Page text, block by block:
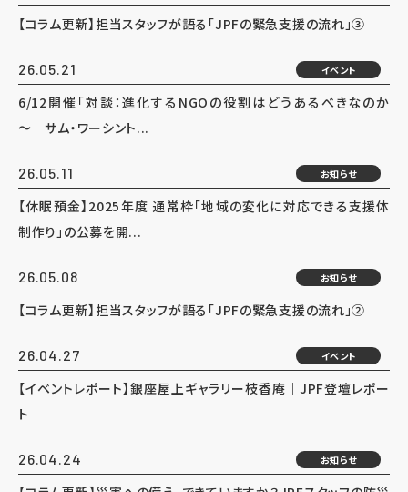
【コラム更新】担当スタッフが語る「JPFの緊急支援の流れ」③
26.05.21 イベント
6/12開催「対談：進化するNGOの役割はどうあるべきなのか
～ サム・ワーシント...
26.05.11 お知らせ
【休眠預金】2025年度 通常枠「地域の変化に対応できる支援体
制作り」の公募を開...
26.05.08 お知らせ
【コラム更新】担当スタッフが語る「JPFの緊急支援の流れ」②
26.04.27 イベント
【イベントレポート】銀座屋上ギャラリー枝香庵｜JPF登壇レポー
ト
26.04.24 お知らせ